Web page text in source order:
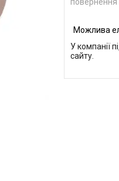
повернення
У компанії
сайту.